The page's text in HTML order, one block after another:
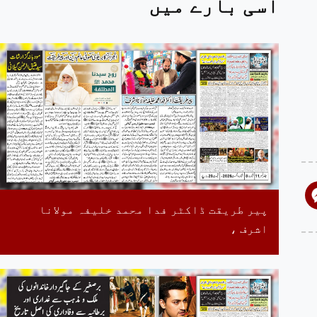
پیر طریقت ڈاکٹر فدا محمد خلیفہ مولانا
اشرف ،